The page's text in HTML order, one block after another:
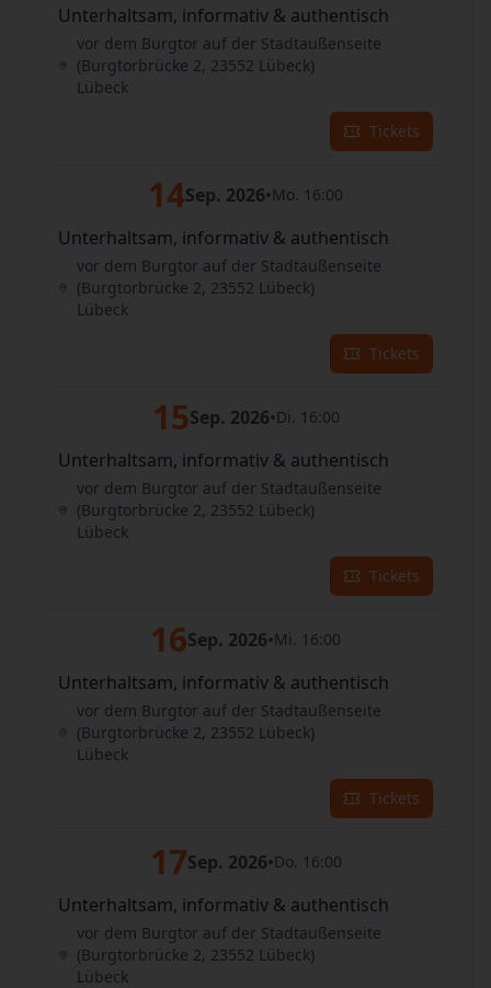
Unterhaltsam, informativ & authentisch
vor dem Burgtor auf der Stadtaußenseite
(Burgtorbrücke 2, 23552 Lübeck)
Lübeck
Tickets
14Sep. 2026•Mo. 16:00
Unterhaltsam, informativ & authentisch
vor dem Burgtor auf der Stadtaußenseite
(Burgtorbrücke 2, 23552 Lübeck)
Lübeck
Tickets
15Sep. 2026•Di. 16:00
Unterhaltsam, informativ & authentisch
vor dem Burgtor auf der Stadtaußenseite
(Burgtorbrücke 2, 23552 Lübeck)
Lübeck
Tickets
16Sep. 2026•Mi. 16:00
Unterhaltsam, informativ & authentisch
vor dem Burgtor auf der Stadtaußenseite
(Burgtorbrücke 2, 23552 Lübeck)
Lübeck
Tickets
17Sep. 2026•Do. 16:00
Unterhaltsam, informativ & authentisch
vor dem Burgtor auf der Stadtaußenseite
(Burgtorbrücke 2, 23552 Lübeck)
Lübeck